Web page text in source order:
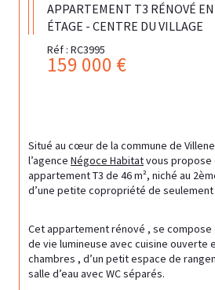
APPARTEMENT T3 RÉNOVÉ
ÉTAGE - CENTRE DU VILLAGE
Réf : RC3995
159 000 €
Situé au cœur de la commune de
l’agence Négoce Habitat vous propose
appartement T3 de 46 m², niché au
d’une petite copropriété de seulement
Cet appartement rénové , se compose
de vie lumineuse avec cuisine ouverte
chambres , d’un petit espace de
salle d’eau avec WC séparés.